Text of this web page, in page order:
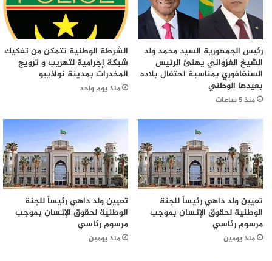
رئيس الجمهورية السيد محمد ولد
الشيخ الغزواني يهنئ الرئيس
السنغافوري بمناسبة احتفال بلاده
بعيدها الوطني
منذ 5 ساعات
الشرطة الوطنية تتمكن من تفكيك
شبكة إجرامية لتهريب و ترويج
المخدرات بمدينة نواذيبو
منذ يوم واحد
تعيين ولد داهي رئيساً للجنة
الوطنية لحقوق الإنسان بموجب
مرسوم رئاسي
منذ يومين
تعيين ولد داهي رئيساً للجنة
الوطنية لحقوق الإنسان بموجب
مرسوم رئاسي
منذ يومين